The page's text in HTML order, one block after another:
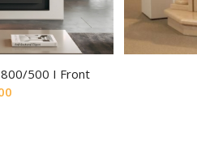
500 I Front